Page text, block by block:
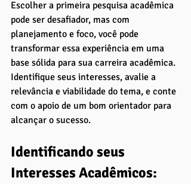
Escolher a primeira pesquisa acadêmica
pode ser desafiador, mas com
planejamento e foco, você pode
transformar essa experiência em uma
base sólida para sua carreira acadêmica.
Identifique seus interesses, avalie a
relevância e viabilidade do tema, e conte
com o apoio de um bom orientador para
alcançar o sucesso.
Identificando seus
Interesses Acadêmicos: